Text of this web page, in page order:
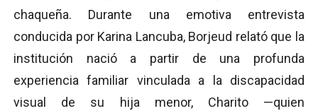
chaqueña. Durante una emotiva entrevista
conducida por Karina Lancuba, Borjeud relató que la
institución nació a partir de una profunda
experiencia familiar vinculada a la discapacidad
visual de su hija menor, Charito —quien